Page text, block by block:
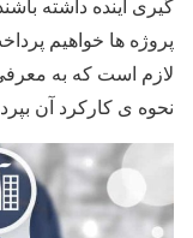
گیری آینده داشته
پروژه ها خواهیم
نحوه ی کارکرد آن